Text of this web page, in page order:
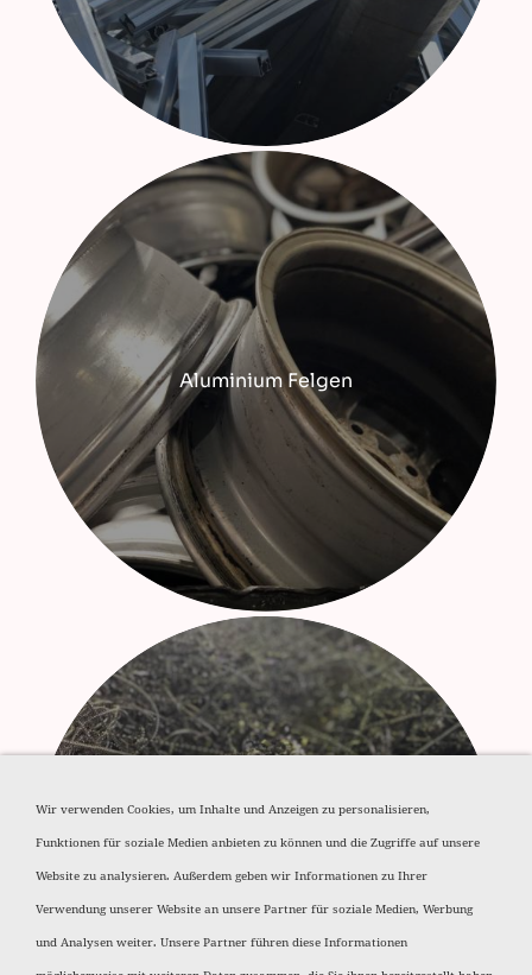
Aluminium Felgen
Aluminium Späne
Wir verwenden Cookies, um Inhalte und Anzeigen zu personalisieren,
Funktionen für soziale Medien anbieten zu können und die Zugriffe auf unsere
Website zu analysieren. Außerdem geben wir Informationen zu Ihrer
Verwendung unserer Website an unsere Partner für soziale Medien, Werbung
und Analysen weiter. Unsere Partner führen diese Informationen